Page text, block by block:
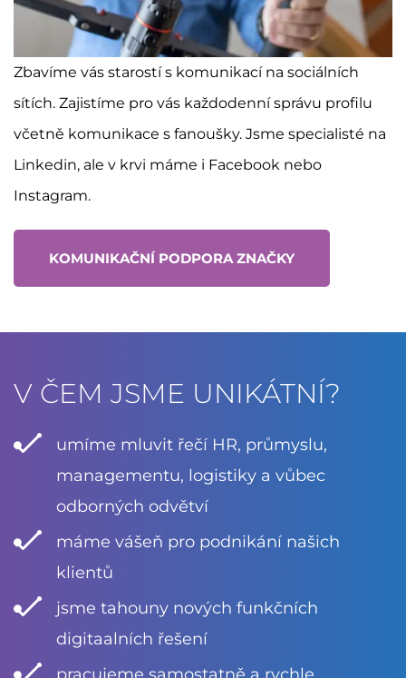
Zbavíme vás starostí s komunikací na sociálních
sítích. Zajistíme pro vás každodenní správu profilu
včetně komunikace s fanoušky. Jsme specialisté na
Linkedin, ale v krvi máme i Facebook nebo
Instagram.
KOMUNIKAČNÍ PODPORA ZNAČKY
V ČEM JSME UNIKÁTNÍ?
umíme mluvit řečí HR, průmyslu,
managementu, logistiky a vůbec
odborných odvětví
máme vášeň pro podnikání našich
klientů
jsme tahouny nových funkčních
digitaalních řešení